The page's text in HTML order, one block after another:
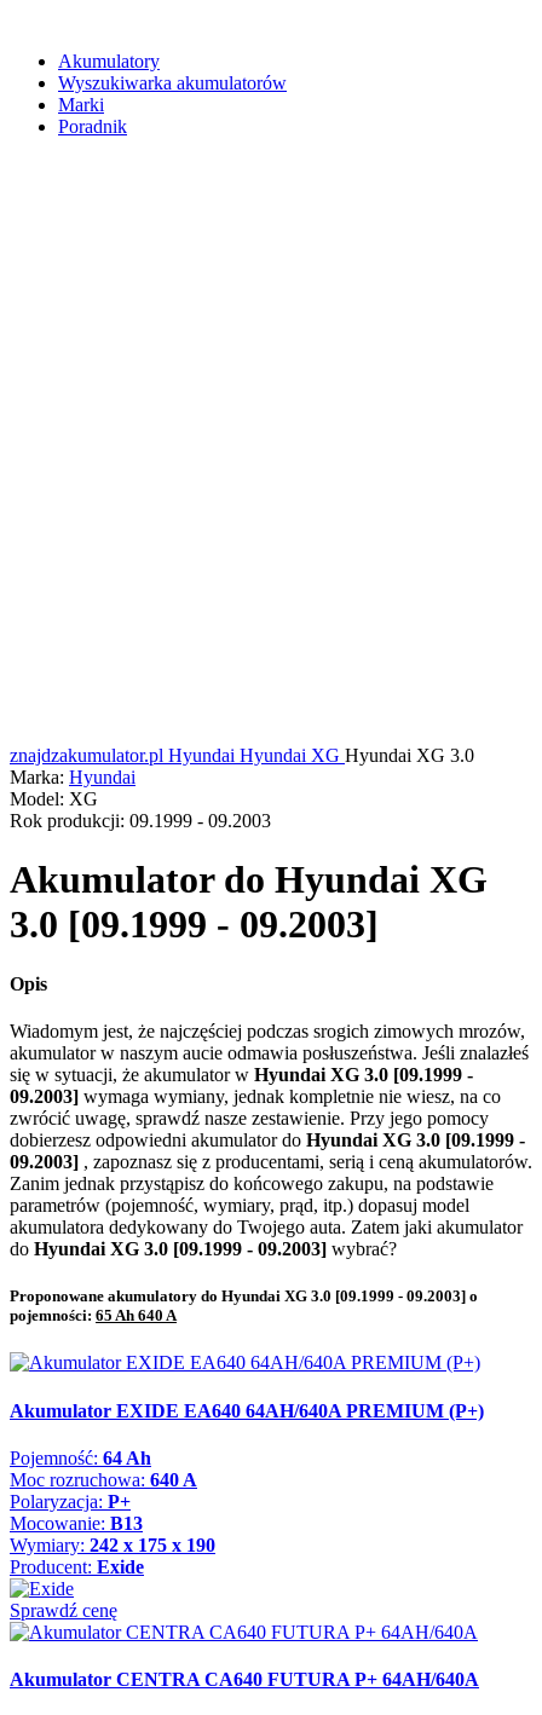
Akumulatory
Wyszukiwarka akumulatorów
Marki
Poradnik
znajdzakumulator.pl Hyundai Hyundai XG Hyundai XG 3.0
Marka: Hyundai
Model: XG
Rok produkcji: 09.1999 - 09.2003
Akumulator do Hyundai XG
3.0 [09.1999 - 09.2003]
Opis
Wiadomym jest, że najczęściej podczas srogich zimowych mrozów,
akumulator w naszym aucie odmawia posłuszeństwa. Jeśli znalazłeś
się w sytuacji, że akumulator w Hyundai XG 3.0 [09.1999 -
09.2003] wymaga wymiany, jednak kompletnie nie wiesz, na co
zwrócić uwagę, sprawdź nasze zestawienie. Przy jego pomocy
dobierzesz odpowiedni akumulator do Hyundai XG 3.0 [09.1999 -
09.2003] , zapoznasz się z producentami, serią i ceną akumulatorów.
Zanim jednak przystąpisz do końcowego zakupu, na podstawie
parametrów (pojemność, wymiary, prąd, itp.) dopasuj model
akumulatora dedykowany do Twojego auta. Zatem jaki akumulator
do Hyundai XG 3.0 [09.1999 - 09.2003] wybrać?
Proponowane akumulatory do Hyundai XG 3.0 [09.1999 - 09.2003] o
pojemności: 65 Ah 640 A
Akumulator EXIDE EA640 64AH/640A PREMIUM (P+)
Pojemność: 64 Ah
Moc rozruchowa: 640 A
Polaryzacja: P+
Mocowanie: B13
Wymiary: 242 x 175 x 190
Producent: Exide
Sprawdź cenę
Akumulator CENTRA CA640 FUTURA P+ 64AH/640A